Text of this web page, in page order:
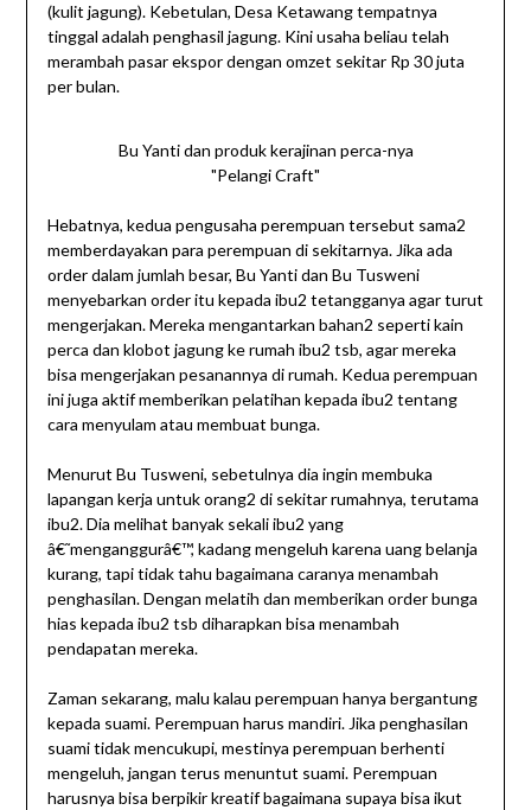
(kulit jagung). Kebetulan, Desa Ketawang tempatnya
tinggal adalah penghasil jagung. Kini usaha beliau telah
merambah pasar ekspor dengan omzet sekitar Rp 30 juta
per bulan.
Bu Yanti dan produk kerajinan perca-nya
"Pelangi Craft"
Hebatnya, kedua pengusaha perempuan tersebut sama2
memberdayakan para perempuan di sekitarnya. Jika ada
order dalam jumlah besar, Bu Yanti dan Bu Tusweni
menyebarkan order itu kepada ibu2 tetangganya agar turut
mengerjakan. Mereka mengantarkan bahan2 seperti kain
perca dan klobot jagung ke rumah ibu2 tsb, agar mereka
bisa mengerjakan pesanannya di rumah. Kedua perempuan
ini juga aktif memberikan pelatihan kepada ibu2 tentang
cara menyulam atau membuat bunga.
Menurut Bu Tusweni, sebetulnya dia ingin membuka
lapangan kerja untuk orang2 di sekitar rumahnya, terutama
ibu2. Dia melihat banyak sekali ibu2 yang
â€˜menganggurâ€™, kadang mengeluh karena uang belanja
kurang, tapi tidak tahu bagaimana caranya menambah
penghasilan. Dengan melatih dan memberikan order bunga
hias kepada ibu2 tsb diharapkan bisa menambah
pendapatan mereka.
Zaman sekarang, malu kalau perempuan hanya bergantung
kepada suami. Perempuan harus mandiri. Jika penghasilan
suami tidak mencukupi, mestinya perempuan berhenti
mengeluh, jangan terus menuntut suami. Perempuan
harusnya bisa berpikir kreatif bagaimana supaya bisa ikut